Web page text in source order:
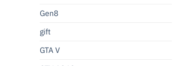
Gen8
gift
GTA V